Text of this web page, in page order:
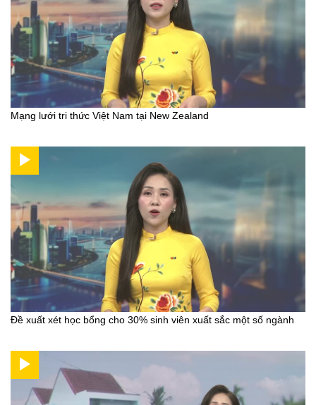
Mạng lưới tri thức Việt Nam tại New Zealand
Đề xuất xét học bổng cho 30% sinh viên xuất sắc một số ngành